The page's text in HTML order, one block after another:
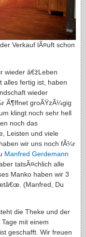
Verkauf lÃ¤uft schon
wieder â€žLeben
alles fertig ist, haben
wieder
Ã¶ffnet groÃŸzÃ¼gig
klingt noch sehr hell
noch das
Leisten und viele
wir uns noch fÃ¼r
Manfred Gerdemann
tatsÃ¤chlich alle
Manko haben wir 3
(Manfred, Du
die Theke und der
mit einem
geschafft. Wir freuen